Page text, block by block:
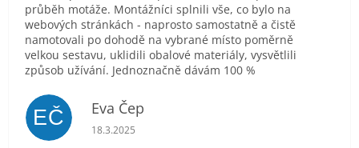
průběh motáže. Montážníci splnili vše, co bylo na
webových stránkách - naprosto samostatně a čistě
namotovali po dohodě na vybrané místo poměrně
velkou sestavu, uklidili obalové materiály, vysvětlili
způsob užívání. Jednoznačně dávám 100 %
EČ Eva Čep
Hodnocení obchodu je 5 z 5 hvězdiček.
18.3.2025